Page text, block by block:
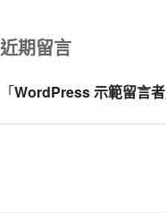
近期留言
「WordPress 示範留言者